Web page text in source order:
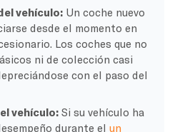
vehículo: Un coche nuevo
desde el momento en
Los coches que no
ni de colección casi
con el paso del
vehículo: Si su vehículo ha
durante elun